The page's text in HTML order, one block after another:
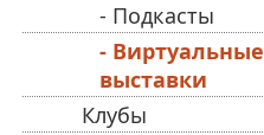
- Подкасты
- Виртуальные
выставки
Клубы